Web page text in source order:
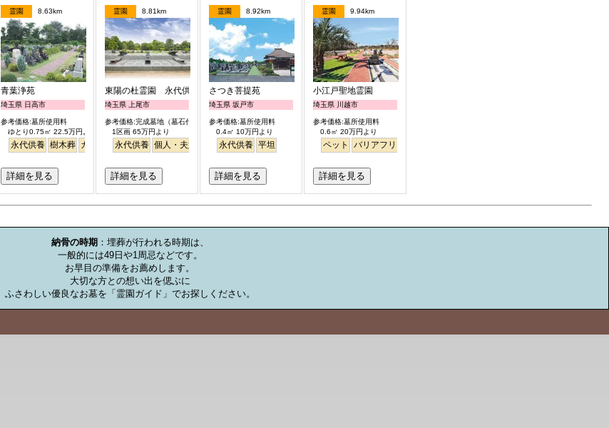
霊園 8.63km
青葉浄苑
埼玉県 日高市
参考価格:墓所使用料
ゆとり0.75㎡ 22.5万円より
永代供養 樹木葬 ガーデニング バリアフリー
詳細を見る
霊園 8.81km
東陽の杜霊園 永代供養付墓【沙羅－SARA－】
埼玉県 上尾市
参考価格:完成墓地（墓石代含）永代供養付き夫婦タイプ
1区画 65万円より
永代供養 個人・夫婦
詳細を見る
霊園 8.92km
さつき菩提苑
埼玉県 坂戸市
参考価格:墓所使用料
0.4㎡ 10万円より
永代供養 平坦
詳細を見る
霊園 9.94km
小江戸聖地霊園
埼玉県 川越市
参考価格:墓所使用料
0.6㎡ 20万円より
ペット バリアフリー
詳細を見る
納骨の時期：埋葬が行われる時期は、
一般的には49日や1周忌などです。
お早目の準備をお薦めします。
大切な方との想い出を偲ぶに
ふさわしい優良なお墓を「霊園ガイド」でお探しください。